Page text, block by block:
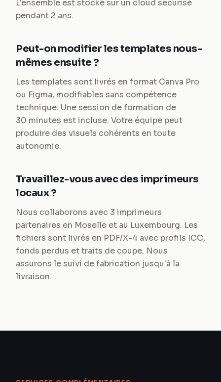
L'ensemble est stocké sur un cloud sécurisé
pendant 2 ans.
Peut-on modifier les templates nous-
mêmes ensuite ?
Les templates sont livrés en format Canva Pro
ou Figma, modifiables sans compétence
technique. Une session de formation de
30 minutes est incluse. Votre équipe peut
produire des visuels cohérents en toute
autonomie.
Travaillez-vous avec des imprimeurs
locaux ?
Nous collaborons avec 3 imprimeurs
partenaires en Moselle et au Luxembourg. Les
fichiers sont livrés en PDF/X-4 avec profils ICC,
fonds perdus et traits de coupe. Nous
assurons le suivi de fabrication jusqu'à la
livraison.